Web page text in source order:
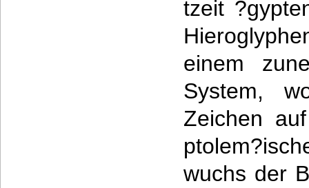
tzeit
einem
System,
Zeichen
wuchs der